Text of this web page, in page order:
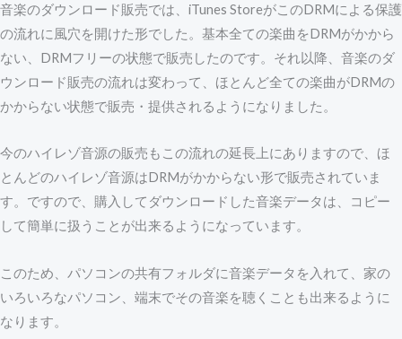
音楽のダウンロード販売では、iTunes StoreがこのDRMによる保護
の流れに風穴を開けた形でした。基本全ての楽曲をDRMがかから
ない、DRMフリーの状態で販売したのです。それ以降、音楽のダ
ウンロード販売の流れは変わって、ほとんど全ての楽曲がDRMの
かからない状態で販売・提供されるようになりました。
今のハイレゾ音源の販売もこの流れの延長上にありますので、ほ
とんどのハイレゾ音源はDRMがかからない形で販売されていま
す。ですので、購入してダウンロードした音楽データは、コピー
して簡単に扱うことが出来るようになっています。
このため、パソコンの共有フォルダに音楽データを入れて、家の
いろいろなパソコン、端末でその音楽を聴くことも出来るように
なります。